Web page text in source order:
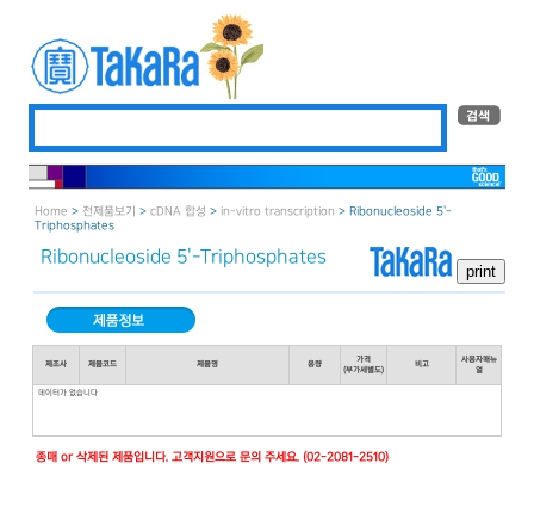
Home > 전제품보기 > cDNA 합성 > in-vitro transcription > Ribonucleoside 5＇-
Triphosphates
Ribonucleoside 5＇-Triphosphates
제조사 제품코드 제품명 용량
가격
(부가세별도)
비고
사용자매뉴
얼
데이터가 없습니다
종매 or 삭제된 제품입니다. 고객지원으로 문의 주세요. (02-2081-2510)